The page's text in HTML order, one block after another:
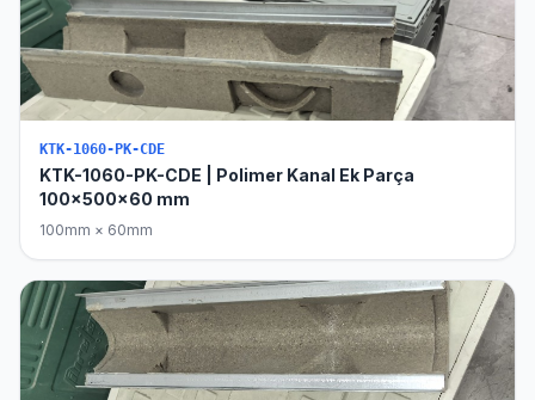
KTK-1060-PK-CDE
KTK-1060-PK-CDE | Polimer Kanal Ek Parça
100x500x60 mm
100mm × 60mm